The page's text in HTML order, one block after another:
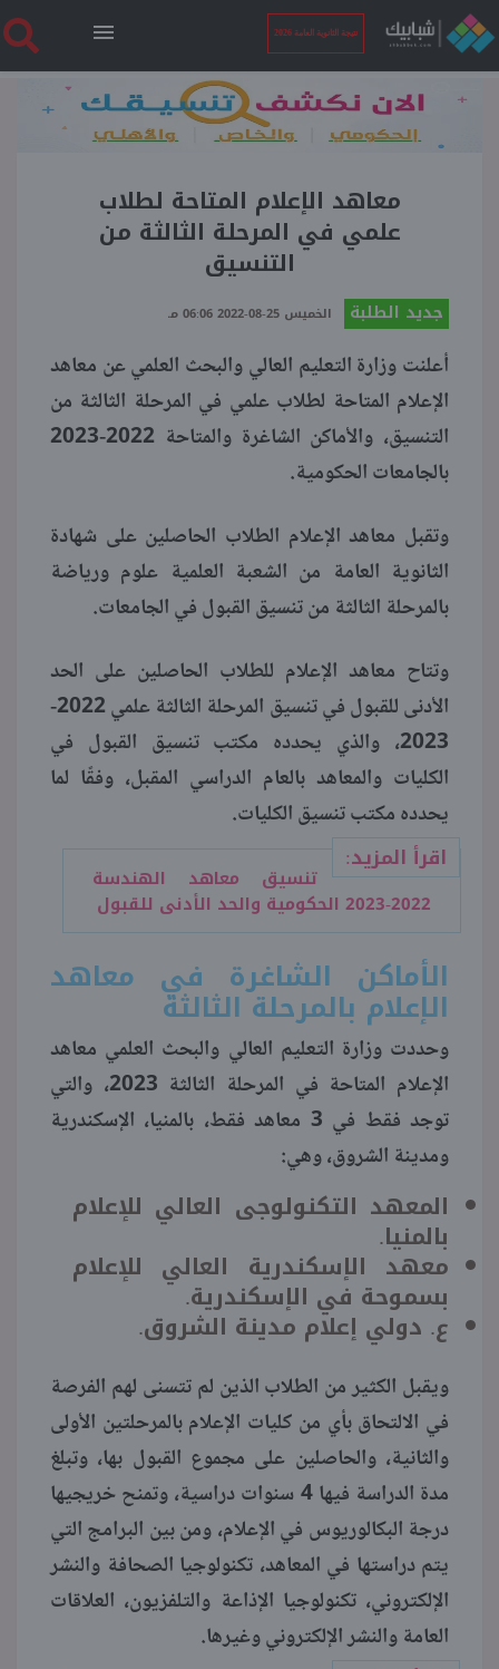
نتيجة الثانوية العامة 2026
الرئيسية
نتيجة الثانوية العامة 2026
أخبار ساخنة
بوابة الطلبة
منوعات
معاهد الإعلام المتاحة لطلاب
علمي في المرحلة الثالثة من
التنسيق
جديد الطلبة الخميس 25-08-2022 06:06 مـ
أعلنت وزارة التعليم العالي والبحث العلمي عن معاهد
الإعلام المتاحة لطلاب علمي في المرحلة الثالثة من
التنسيق، والأماكن الشاغرة والمتاحة 2022-2023
بالجامعات الحكومية.
وتقبل معاهد الإعلام الطلاب الحاصلين على شهادة
الثانوية العامة من الشعبة العلمية علوم ورياضة
بالمرحلة الثالثة من تنسيق القبول في الجامعات.
وتتاح معاهد الإعلام للطلاب الحاصلين على الحد
الأدنى للقبول في تنسيق المرحلة الثالثة علمي 2022-
2023، والذي يحدده مكتب تنسيق القبول في
الكليات والمعاهد بالعام الدراسي المقبل، وفقًا لما
يحدده مكتب تنسيق الكليات.
اقرأ المزيد:
تنسيق معاهد الهندسة
2022-2023 الحكومية والحد الأدنى للقبول
الأماكن الشاغرة في معاهد
الإعلام بالمرحلة الثالثة
وحددت وزارة التعليم العالي والبحث العلمي معاهد
الإعلام المتاحة في المرحلة الثالثة 2023، والتي
توجد فقط في 3 معاهد فقط، بالمنيا، الإسكندرية
ومدينة الشروق، وهي:
المعهد التكنولوجى العالي للإعلام
بالمنيا.
معهد الإسكندرية العالي للإعلام
بسموحة في الإسكندرية.
ع. دولي إعلام مدينة الشروق.
ويقبل الكثير من الطلاب الذين لم تتسنى لهم الفرصة
في الالتحاق بأي من كليات الإعلام بالمرحلتين الأولى
والثانية، والحاصلين على مجموع القبول بها، وتبلغ
مدة الدراسة فيها 4 سنوات دراسية، وتمنح خريجيها
درجة البكالوريوس في الإعلام، ومن بين البرامج التي
يتم دراستها في المعاهد، تكنولوجيا الصحافة والنشر
الإلكتروني، تكنولوجيا الإذاعة والتلفزيون، العلاقات
العامة والنشر الإلكتروني وغيرها.